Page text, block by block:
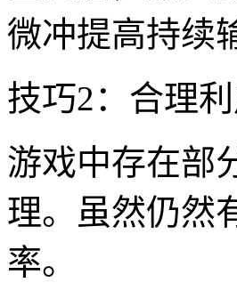
微冲提高持续
技巧2：合理
游戏中存在部
理。虽然仍然
率。